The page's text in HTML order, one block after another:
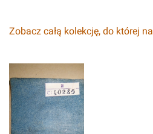
Zobacz całą kolekcję, do której